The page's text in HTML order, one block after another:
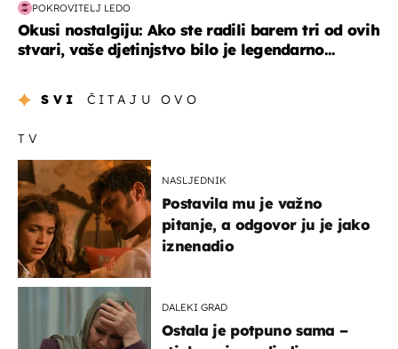
POKROVITELJ LEDO
Okusi nostalgiju: Ako ste radili barem tri od ovih
stvari, vaše djetinjstvo bilo je legendarno...
SVI ČITAJU OVO
TV
NASLJEDNIK
Postavila mu je važno
pitanje, a odgovor ju je jako
iznenadio
DALEKI GRAD
Ostala je potpuno sama –